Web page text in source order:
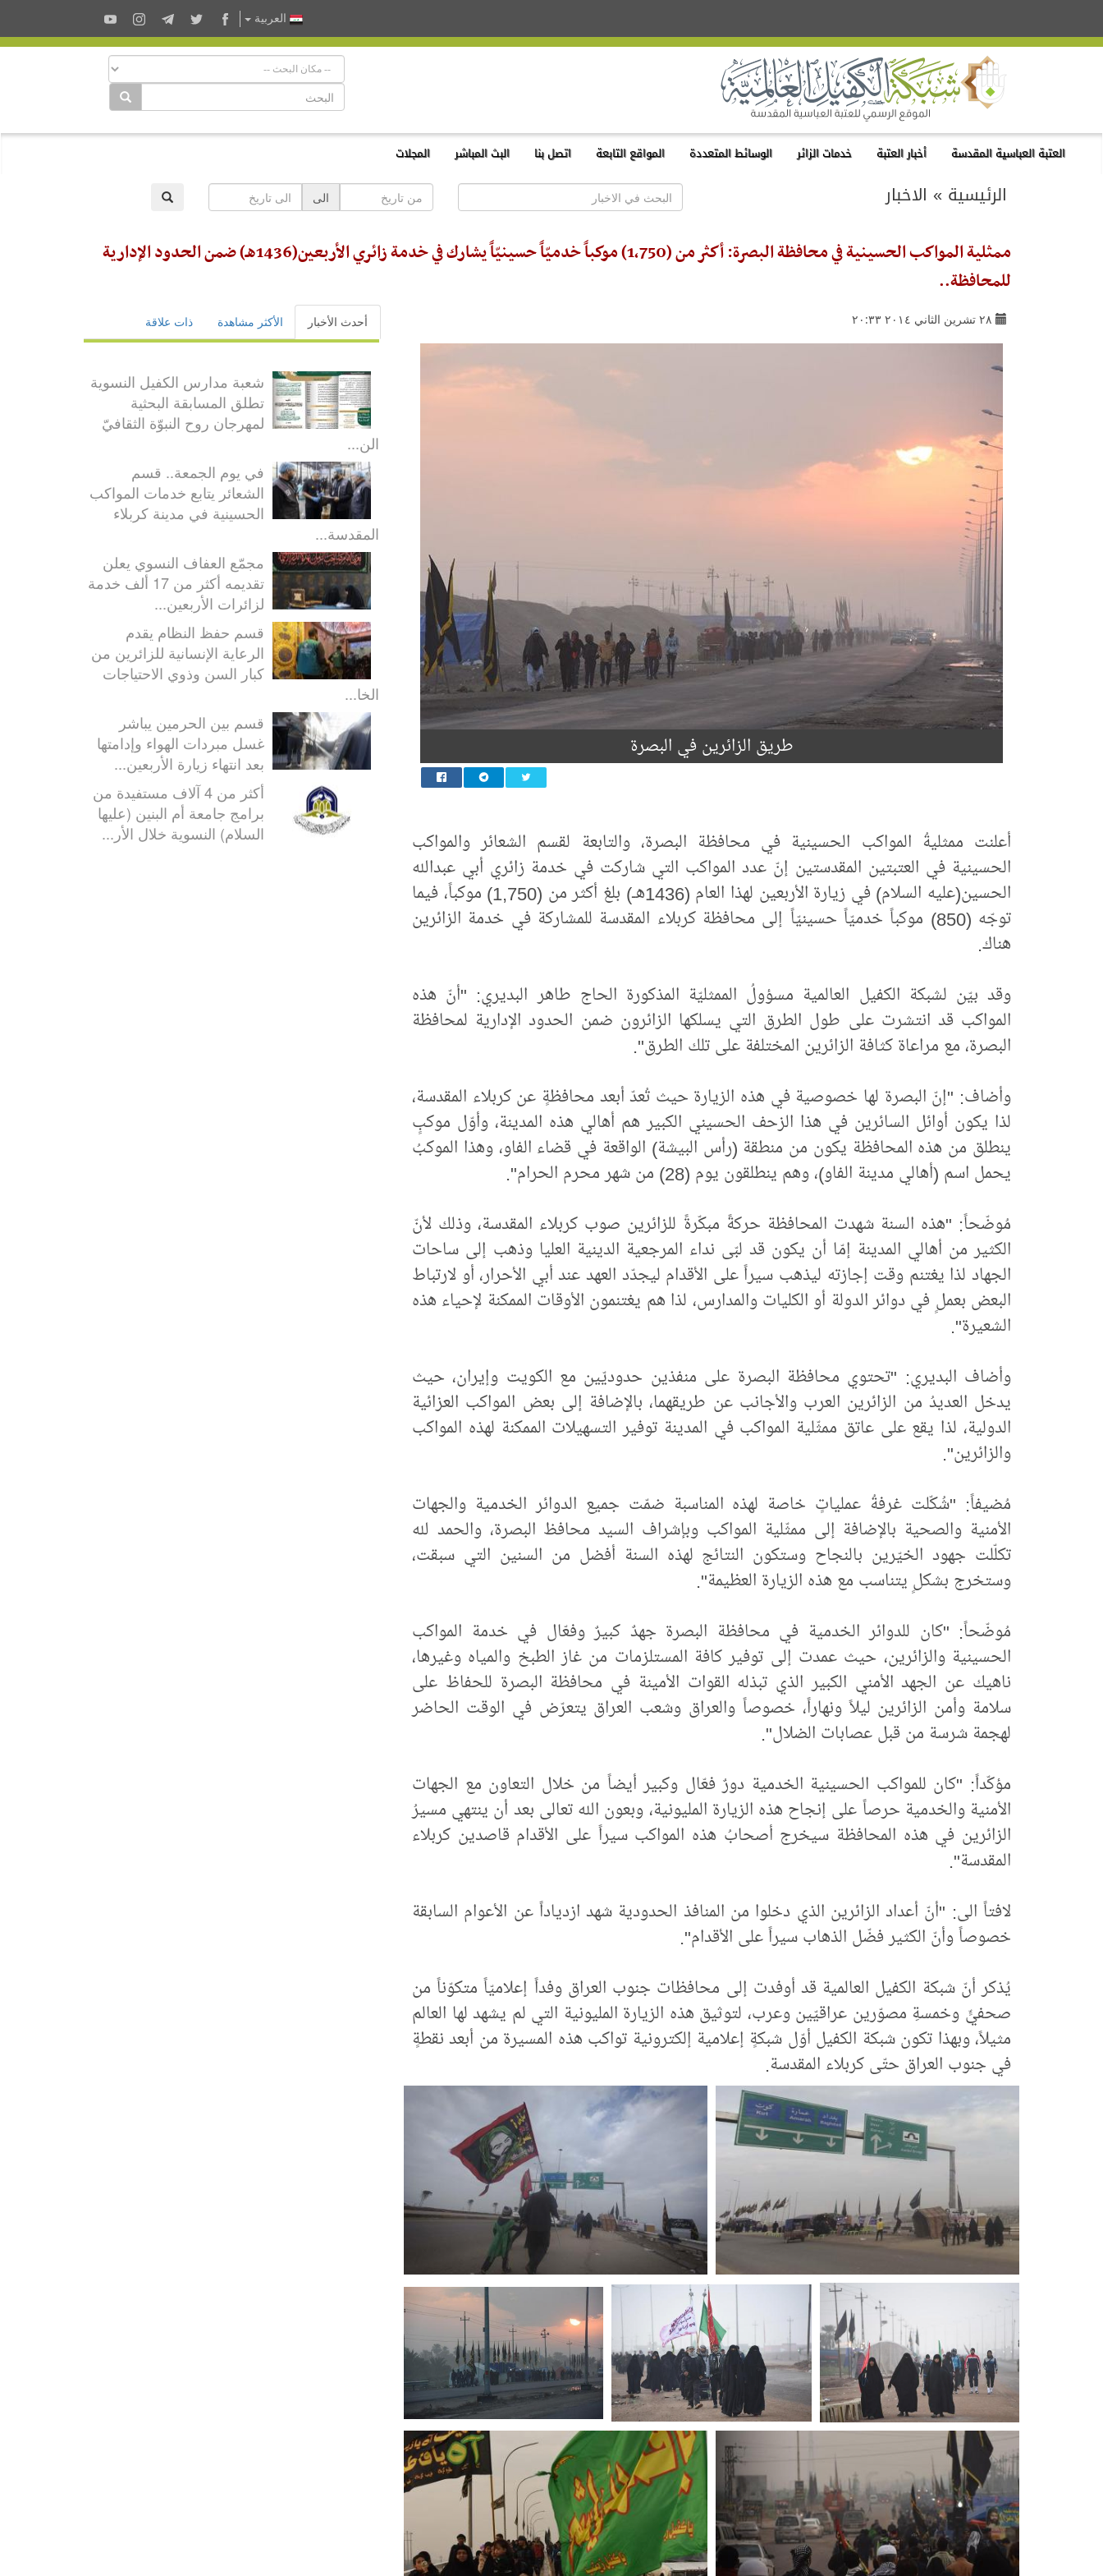
العربية
العتبة العباسية المقدسة أخبار العتبة خدمات الزائر الوسائط المتعددة المواقع التابعة اتصل بنا البث المباشر المجلات
الرئيسية » الاخبار الى
ممثلية المواكب الحسينية في محافظة البصرة: أكثر من (1,750) موكباً خدميّاً حسينيّاً يشارك في خدمة زائري الأربعين(1436هـ) ضمن الحدود الإدارية
للمحافظة..
٢٨ تشرين الثاني ٢٠١٤ ٢٠:٣٣
طريق الزائرين في البصرة
أعلنت ممثليةُ المواكب الحسينية في محافظة البصرة، والتابعة لقسم الشعائر والمواكب
الحسينية في العتبتين المقدستين إنّ عدد المواكب التي شاركت في خدمة زائري أبي عبدالله
الحسين(عليه السلام) في زيارة الأربعين لهذا العام (1436هـ) بلغ أكثر من (1,750) موكباً، فيما
توجّه (850) موكباً خدميّاً حسينيّاً إلى محافظة كربلاء المقدسة للمشاركة في خدمة الزائرين
هناك.
وقد بيّن لشبكة الكفيل العالمية مسؤولُ الممثليّة المذكورة الحاج طاهر البديري: "أنّ هذه
المواكب قد انتشرت على طول الطرق التي يسلكها الزائرون ضمن الحدود الإدارية لمحافظة
البصرة، مع مراعاة كثافة الزائرين المختلفة على تلك الطرق".
وأضاف: "إنّ البصرة لها خصوصية في هذه الزيارة حيث تُعدّ أبعد محافظةٍ عن كربلاء المقدسة،
لذا يكون أوائل السائرين في هذا الزحف الحسيني الكبير هم أهالي هذه المدينة، وأوّل موكبٍ
ينطلق من هذه المحافظة يكون من منطقة (رأس البيشة) الواقعة في قضاء الفاو، وهذا الموكبُ
يحمل اسم (أهالي مدينة الفاو)، وهم ينطلقون يوم (28) من شهر محرم الحرام".
مُوضّحاً: "هذه السنة شهدت المحافظة حركةً مبكّرةً للزائرين صوب كربلاء المقدسة، وذلك لأنّ
الكثير من أهالي المدينة إمّا أن يكون قد لبّى نداء المرجعية الدينية العليا وذهب إلى ساحات
الجهاد لذا يغتنم وقت إجازته ليذهب سيراً على الأقدام ليجدّد العهد عند أبي الأحرار، أو لارتباط
البعض بعملٍ في دوائر الدولة أو الكليات والمدارس، لذا هم يغتنمون الأوقات الممكنة لإحياء هذه
الشعيرة".
وأضاف البديري: "تحتوي محافظة البصرة على منفذين حدوديّين مع الكويت وإيران، حيث
يدخل العديدُ من الزائرين العرب والأجانب عن طريقهما، بالإضافة إلى بعض المواكب العزائية
الدولية، لذا يقع على عاتق ممثّلية المواكب في المدينة توفير التسهيلات الممكنة لهذه المواكب
والزائرين".
مُضيفاً: "شُكّلت غرفةُ عملياتٍ خاصة لهذه المناسبة ضمّت جميع الدوائر الخدمية والجهات
الأمنية والصحية بالإضافة إلى ممثّلية المواكب وبإشراف السيد محافظ البصرة، والحمد لله
تكلّلت جهود الخيّرين بالنجاح وستكون النتائج لهذه السنة أفضل من السنين التي سبقت،
وستخرج بشكلٍ يتناسب مع هذه الزيارة العظيمة".
مُوضّحاً: "كان للدوائر الخدمية في محافظة البصرة جهدٌ كبيرٌ وفعّال في خدمة المواكب
الحسينية والزائرين، حيث عمدت إلى توفير كافة المستلزمات من غاز الطبخ والمياه وغيرها،
ناهيك عن الجهد الأمني الكبير الذي تبذله القوات الأمينة في محافظة البصرة للحفاظ على
سلامة وأمن الزائرين ليلاً ونهاراً، خصوصاً والعراق وشعب العراق يتعرّض في الوقت الحاضر
لهجمة شرسة من قبل عصابات الضلال".
مؤكّداً: "كان للمواكب الحسينية الخدمية دورٌ فعّال وكبير أيضاً من خلال التعاون مع الجهات
الأمنية والخدمية حرصاً على إنجاح هذه الزيارة المليونية، وبعون الله تعالى بعد أن ينتهي مسيرُ
الزائرين في هذه المحافظة سيخرج أصحابُ هذه المواكب سيراً على الأقدام قاصدين كربلاء
المقدسة".
لافتاً الى: "أنّ أعداد الزائرين الذي دخلوا من المنافذ الحدودية شهد ازدياداً عن الأعوام السابقة
خصوصاً وأنّ الكثير فضّل الذهاب سيراً على الأقدام".
يُذكر أنّ شبكة الكفيل العالمية قد أوفدت إلى محافظات جنوب العراق وفداً إعلاميّاً متكوّناً من
صحفيٍّ وخمسةِ مصوّرين عراقيّين وعرب، لتوثيق هذه الزيارة المليونية التي لم يشهد لها العالم
مثيلاً، وبهذا تكون شبكة الكفيل أوّل شبكةٍ إعلامية إلكترونية تواكب هذه المسيرة من أبعد نقطةٍ
في جنوب العراق حتّى كربلاء المقدسة.
أحدث الأخبار الأكثر مشاهدة ذات علاقة
شعبة مدارس الكفيل النسوية
تطلق المسابقة البحثية
لمهرجان روح النبوّة الثقافيّ
الن...
في يوم الجمعة.. قسم
الشعائر يتابع خدمات المواكب
الحسينية في مدينة كربلاء
المقدسة...
مجمّع العفاف النسوي يعلن
تقديمه أكثر من 17 ألف خدمة
لزائرات الأربعين...
قسم حفظ النظام يقدم
الرعاية الإنسانية للزائرين من
كبار السن وذوي الاحتياجات
الخا...
قسم بين الحرمين يباشر
غسل مبردات الهواء وإدامتها
بعد انتهاء زيارة الأربعين...
أكثر من 4 آلاف مستفيدة من
برامج جامعة أم البنين (عليها
السلام) النسوية خلال الأر...